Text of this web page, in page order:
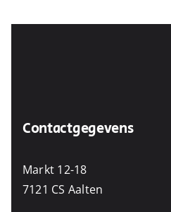
Contactgegevens
Markt 12-18
7121 CS Aalten